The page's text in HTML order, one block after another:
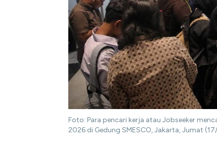
Foto: Para pencari kerja atau Jobseeker
2026 di Gedung SMESCO, Jakarta, Jumat